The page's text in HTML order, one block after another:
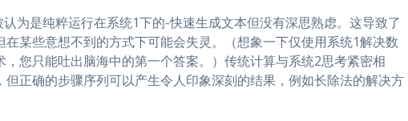
为是纯粹运行在系统1下的-快速生成文本但没有深思熟虑。这导致了
某些意想不到的方式下可能会失灵。（想象一下仅使用系统1解决数
您只能吐出脑海中的第一个答案。）传统计算与系统2思考紧密相
正确的步骤序列可以产生令人印象深刻的结果，例如长除法的解决方